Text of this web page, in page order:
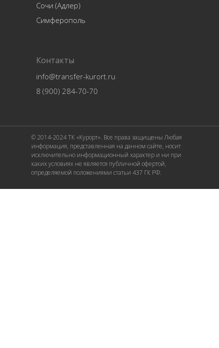
Сочи (Адлер)
Симферополь
Контакты
info@transfer-kurort.ru
8 (900) 284-70-70
© 2014-2024 ТК «Курорт». Все права защищены Любая
информация, представленная на данном сайте, носит
исключительно информационный характер и ни при
каких условиях не является публичной офертой,
определяемой положениями статьи 437 ГК РФ.